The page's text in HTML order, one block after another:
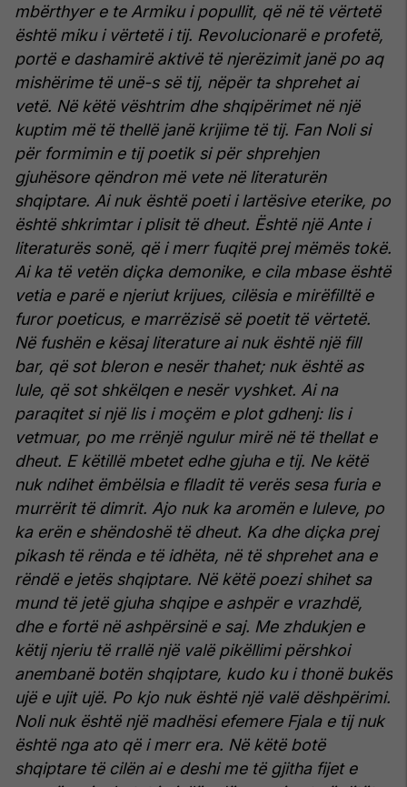
mbërthyer e te Armiku i popullit, që në të vërtetë
është miku i vërtetë i tij. Revolucionarë e profetë,
portë e dashamirë aktivë të njerëzimit janë po aq
mishërime të unë-s së tij, nëpër ta shprehet ai
vetë. Në këtë vështrim dhe shqipërimet në një
kuptim më të thellë janë krijime të tij. Fan Noli si
për formimin e tij poetik si për shprehjen
gjuhësore qëndron më vete në literaturën
shqiptare. Ai nuk është poeti i lartësive eterike, po
është shkrimtar i plisit të dheut. Është një Ante i
literaturës sonë, që i merr fuqitë prej mëmës tokë.
Ai ka të vetën diçka demonike, e cila mbase është
vetia e parë e njeriut krijues, cilësia e mirëfilltë e
furor poeticus, e marrëzisë së poetit të vërtetë.
Në fushën e kësaj literature ai nuk është një fill
bar, që sot bleron e nesër thahet; nuk është as
lule, që sot shkëlqen e nesër vyshket. Ai na
paraqitet si një lis i moçëm e plot gdhenj: lis i
vetmuar, po me rrënjë ngulur mirë në të thellat e
dheut. E këtillë mbetet edhe gjuha e tij. Ne këtë
nuk ndihet ëmbëlsia e flladit të verës sesa furia e
murrërit të dimrit. Ajo nuk ka aromën e luleve, po
ka erën e shëndoshë të dheut. Ka dhe diçka prej
pikash të rënda e të idhëta, në të shprehet ana e
rëndë e jetës shqiptare. Në këtë poezi shihet sa
mund të jetë gjuha shqipe e ashpër e vrazhdë,
dhe e fortë në ashpërsinë e saj. Me zhdukjen e
këtij njeriu të rrallë një valë pikëllimi përshkoi
anembanë botën shqiptare, kudo ku i thonë bukës
ujë e ujit ujë. Po kjo nuk është një valë dëshpërimi.
Noli nuk është një madhësi efemere Fjala e tij nuk
është nga ato që i merr era. Në këtë botë
shqiptare të cilën ai e deshi me të gjitha fijet e